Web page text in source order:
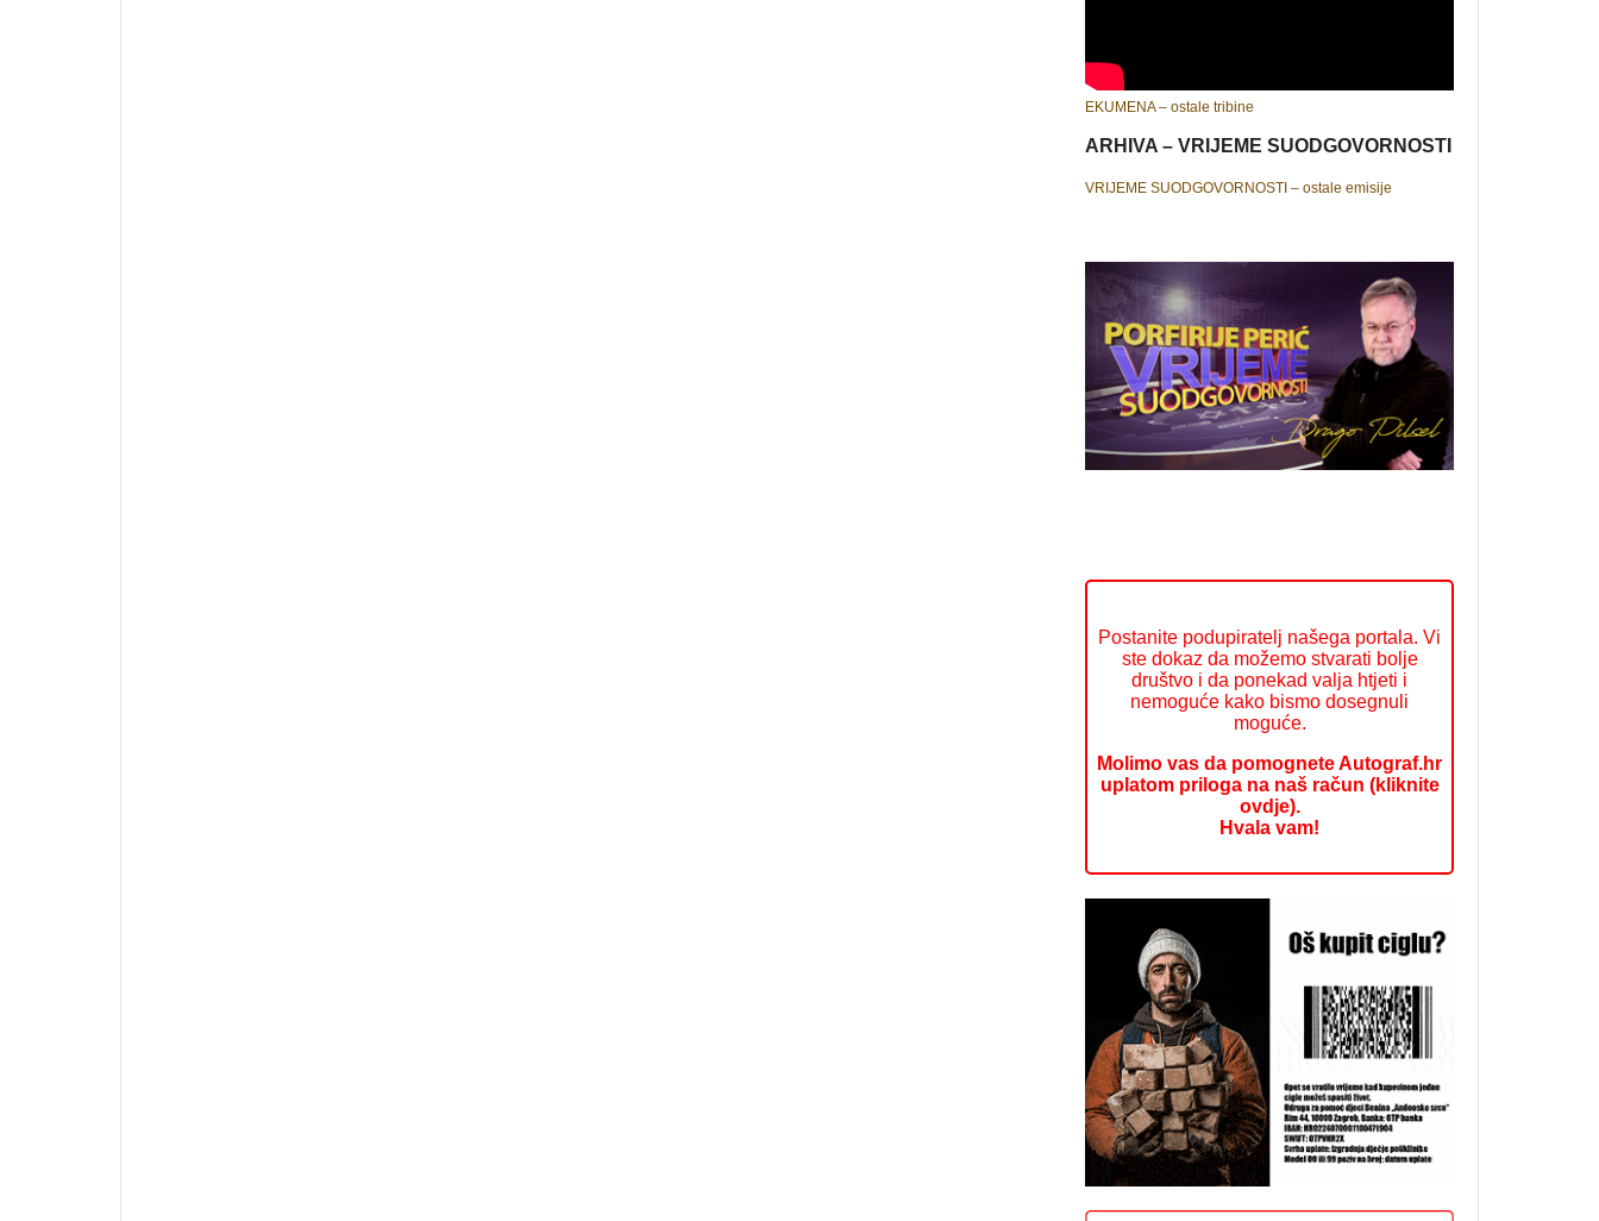
EKUMENA – ostale tribine
ARHIVA – VRIJEME SUODGOVORNOSTI
VRIJEME SUODGOVORNOSTI – ostale emisije
Postanite podupiratelj našega portala. Vi
ste dokaz da možemo stvarati bolje
društvo i da ponekad valja htjeti i
nemoguće kako bismo dosegnuli
moguće.
Molimo vas da pomognete Autograf.hr
uplatom priloga na naš račun (kliknite
ovdje).
Hvala vam!